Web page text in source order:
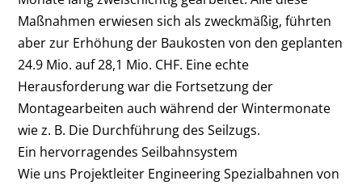
Maßnahmen erwiesen sich als zweckmäßig, führten
aber zur Erhöhung der Baukosten von den geplanten
24.9 Mio. auf 28,1 Mio. CHF. Eine echte
Herausforderung war die Fortsetzung der
Montagearbeiten auch während der Wintermonate
wie z. B. Die Durchführung des Seilzugs.
Ein hervorragendes Seilbahnsystem
Wie uns Projektleiter Engineering Spezialbahnen von